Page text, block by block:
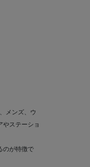
メンズ、ウ
やステーショ
のが特徴で